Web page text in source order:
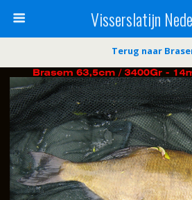
Visserslatijn
Terug naar